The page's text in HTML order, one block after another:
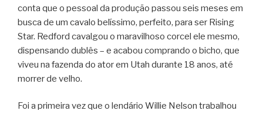
conta que o pessoal da produção passou seis meses em
busca de um cavalo belíssimo, perfeito, para ser Rising
Star. Redford cavalgou o maravilhoso corcel ele mesmo,
dispensando dublês – e acabou comprando o bicho, que
viveu na fazenda do ator em Utah durante 18 anos, até
morrer de velho.
Foi a primeira vez que o lendário Willie Nelson trabalhou